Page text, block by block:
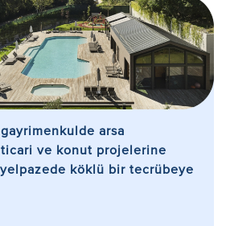
arsa
ticari ve konut projelerine
köklü bir tecrübeye